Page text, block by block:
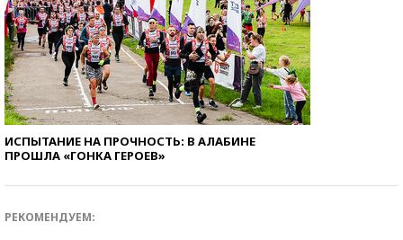
ИСПЫТАНИЕ НА ПРОЧНОСТЬ: В АЛАБИНЕ
ПРОШЛА «ГОНКА ГЕРОЕВ»
РЕКОМЕНДУЕМ: